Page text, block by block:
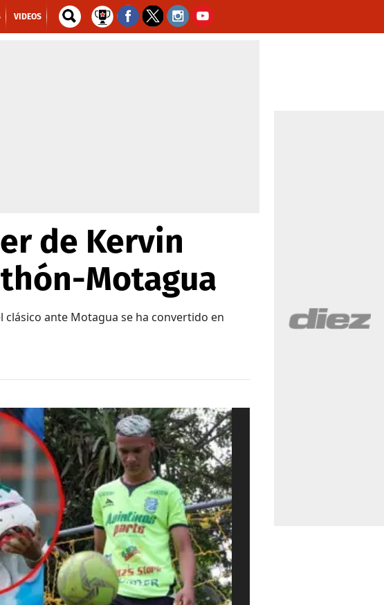
VIDEOS
de Kervin
Motagua
ante Motagua se ha convertido en